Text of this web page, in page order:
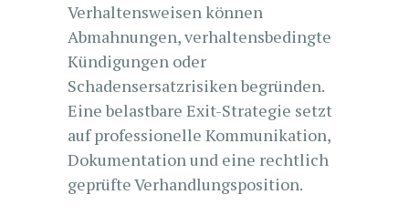
Verhaltensweisen können
Abmahnungen, verhaltensbedingte
Kündigungen oder
Schadensersatzrisiken begründen.
Eine belastbare Exit-Strategie setzt
auf professionelle Kommunikation,
Dokumentation und eine rechtlich
geprüfte Verhandlungsposition.